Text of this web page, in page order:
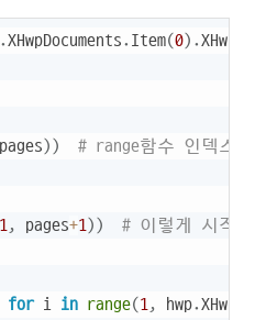
XHwpDocuments. Item(0) .
pages))
# range함수 인덱스
1, pages+1))
# 이렇게 시작
for i in range(1, hwp.
Copy